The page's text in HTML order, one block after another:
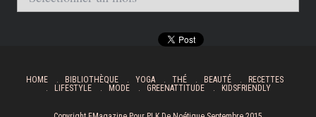
HOME BIBLIOTHÈQUE YOGA THÉ BEAUTÉ
RECETTES
LIFESTYLE
MODE GREENATTITUDE KIDSFRIENDLY